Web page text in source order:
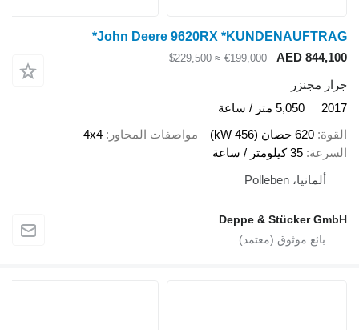
John Deere 9620RX *KUNDENAUFTRAG*
AED 844,100
€199,000
≈ $229,500
جرار مجنزر
2017
5,050 متر / ساعة
القوة 620 حصان (456 kW) مواصفات المحاور
4x4
السرعة 35 كيلومتر / ساعة
ألمانيا، Polleben
Deppe & Stücker GmbH